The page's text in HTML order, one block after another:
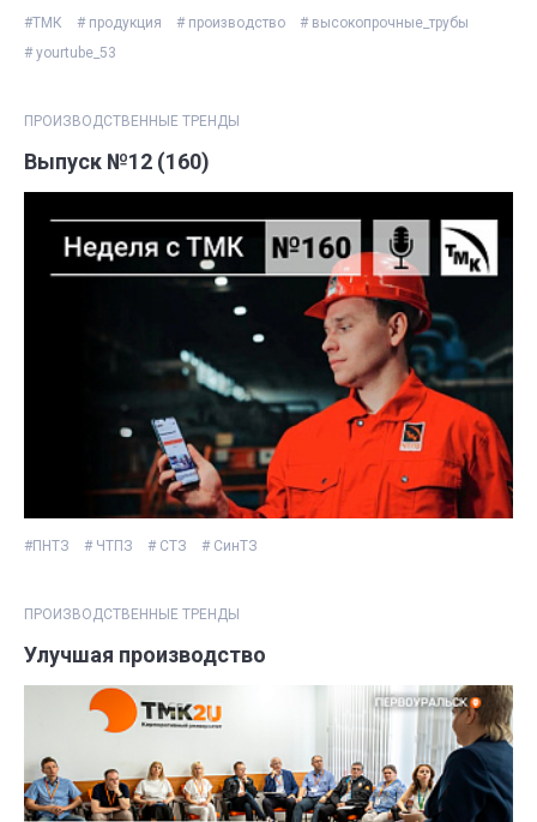
#ТМК # продукция # производство
# высокопрочные_трубы
# yourtube_53
ПРОИЗВОДСТВЕННЫЕ ТРЕНДЫ
Выпуск №12 (160)
#ПНТЗ # ЧТПЗ # СТЗ # СинТЗ
ПРОИЗВОДСТВЕННЫЕ ТРЕНДЫ
Улучшая производство